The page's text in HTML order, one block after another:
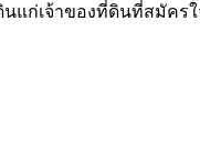
ก่เจ้าของที่ดินที่สมัครใจ